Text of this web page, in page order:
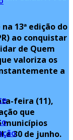
13ª edição do
ao conquistar
de Quem
valoriza os
a
feira (11),
que
municípios
e 30 de junho.